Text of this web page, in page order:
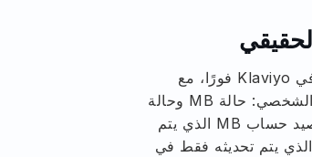
يتم تسجيل عملاء Mindbody الجدد والمحدثين في Klaviyo فورًا، مع
مزامنة أكثر من 69 خاصية من خصائص الملف الشخصي: حالة MB وحالة
MB غير النشطة، وحالة MB المتنازل عنها، ورصيد حساب MB الذي يتم
تحديثه بعد كل عملية بيع، وتاريخ آخر زيارة MB الذي يتم تحديثه فقط في